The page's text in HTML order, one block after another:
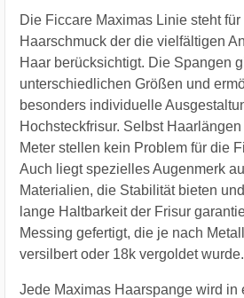
Die Ficcare Maximas Linie steht
Haarschmuck der die vielfältigen
Haar berücksichtigt. Die Spangen
unterschiedlichen Größen und
besonders individuelle
Hochsteckfrisur. Selbst
Meter stellen kein Problem für die
Auch liegt spezielles Augenmerk
Materialien, die Stabilität bieten
lange Haltbarkeit der Frisur
Messing gefertigt, die je nach
versilbert oder 18k vergoldet wurde.
Jede Maximas Haarspange wird in